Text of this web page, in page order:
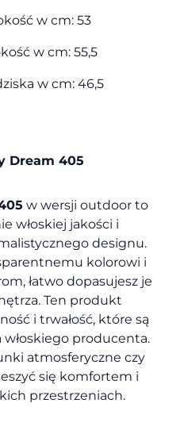
w cm: 53
w cm: 55,5
w cm: 46,5
Dream 405
w wersji outdoor to
włoskiej jakości i
designu.
kolorowi i
łatwo dopasujesz je
Ten produkt
i trwałość, które są
producenta.
atmosferyczne czy
się komfortem i
przestrzeniach.